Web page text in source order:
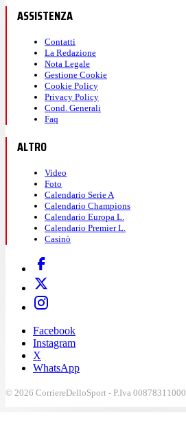
ASSISTENZA
Contatti
La Redazione
Nota Legale
Gestione Cookie
Cookie Policy
Privacy Policy
Cond. Generali
Faq
ALTRO
Video
Foto
Calendario Serie A
Calendario Champions
Calendario Europa L.
Calendario Premier L.
Casinò
Facebook
Instagram
X
WhatsApp
© 2026 CorriereDelloSport - P.Iva 00878311000